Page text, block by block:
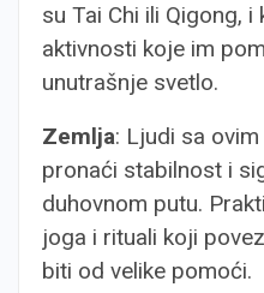
su Tai Chi ili Qigong,
aktivnosti koje im
unutrašnje svetlo.
Zemlja: Ljudi sa
pronaći stabilnost i
duhovnom putu.
joga i rituali koji
biti od velike pomoći.